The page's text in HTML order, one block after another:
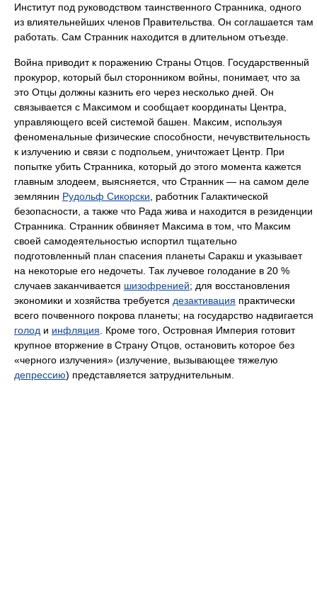
Институт под руководством таинственного Странника, одного
из влиятельнейших членов Правительства. Он соглашается там
работать. Сам Странник находится в длительном отъезде.
Война приводит к поражению Страны Отцов. Государственный
прокурор, который был сторонником войны, понимает, что за
это Отцы должны казнить его через несколько дней. Он
связывается с Максимом и сообщает координаты Центра,
управляющего всей системой башен. Максим, используя
феноменальные физические способности, нечувствительность
к излучению и связи с подпольем, уничтожает Центр. При
попытке убить Странника, который до этого момента кажется
главным злодеем, выясняется, что Странник — на самом деле
землянин Рудольф Сикорски , работник Галактической
безопасности, а также что Рада жива и находится в резиденции
Странника. Странник обвиняет Максима в том, что Максим
своей самодеятельностью испортил тщательно
подготовленный план спасения планеты Саракш и указывает
на некоторые его недочеты. Так лучевое голодание в 20 %
случаев заканчивается шизофренией; для восстановления
экономики и хозяйства требуется дезактивация практически
всего почвенного покрова планеты; на государство надвигается
голод и инфляция . Кроме того, Островная Империя готовит
крупное вторжение в Страну Отцов, остановить которое без
«черного излучения» (излучение, вызывающее тяжелую
депрессию) представляется затруднительным.